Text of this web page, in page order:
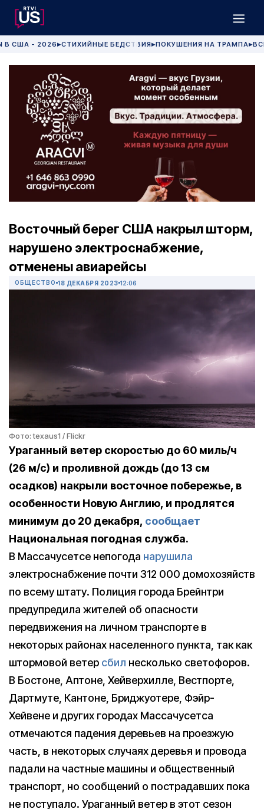
В США - 2026 ▶СТИХИЙНЫЕ БЕДСТВИЯ▶ПОКУШЕНИЯ НА ТРАМПА▶
Восточный берег США накрыл шторм,
нарушено электроснабжение,
отменены авиарейсы
ОБЩЕСТВО 18 ДЕКАБРЯ 2023 12:06
Фото: texaus1 / Flickr
Ураганный ветер скоростью до 60 миль/ч
(26 м/с) и проливной дождь (до 13 см
осадков) накрыли восточное побережье, в
особенности Новую Англию, и продлятся
минимум до 20 декабря, сообщает
Национальная погодная служба.
В Массачусетсе непогода нарушила
электроснабжение почти 312 000 домохозяйств
по всему штату. Полиция города Брейнтри
предупредила жителей об опасности
передвижения на личном транспорте в
некоторых районах населенного пункта, так как
штормовой ветер сбил несколько светофоров.
В Бостоне, Аптоне, Хейверхилле, Вестпорте,
Дартмуте, Кантоне, Бриджуотере, Фэйр-
Хейвене и других городах Массачусетса
отмечаются падения деревьев на проезжую
часть, в некоторых случаях деревья и провода
падали на частные машины и общественный
транспорт, но сообщений о пострадавших пока
не поступало. Ураганный ветер в этот сезон